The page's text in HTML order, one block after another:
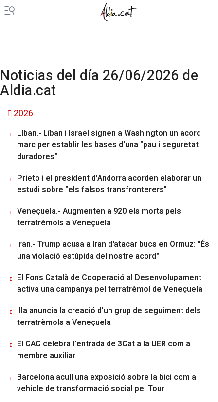
Noticias del día 26/06/2026 de
Aldia.cat
2026
Líban.- Líban i Israel signen a Washington un acord
marc per establir les bases d'una "pau i seguretat
duradores"
Prieto i el president d'Andorra acorden elaborar un
estudi sobre "els falsos transfronterers"
Veneçuela.- Augmenten a 920 els morts pels
terratrèmols a Veneçuela
Iran.- Trump acusa a Iran d'atacar bucs en Ormuz: "És
una violació estúpida del nostre acord"
El Fons Català de Cooperació al Desenvolupament
activa una campanya pel terratrèmol de Veneçuela
Illa anuncia la creació d'un grup de seguiment dels
terratrèmols a Veneçuela
El CAC celebra l'entrada de 3Cat a la UER com a
membre auxiliar
Barcelona acull una exposició sobre la bici com a
vehicle de transformació social pel Tour